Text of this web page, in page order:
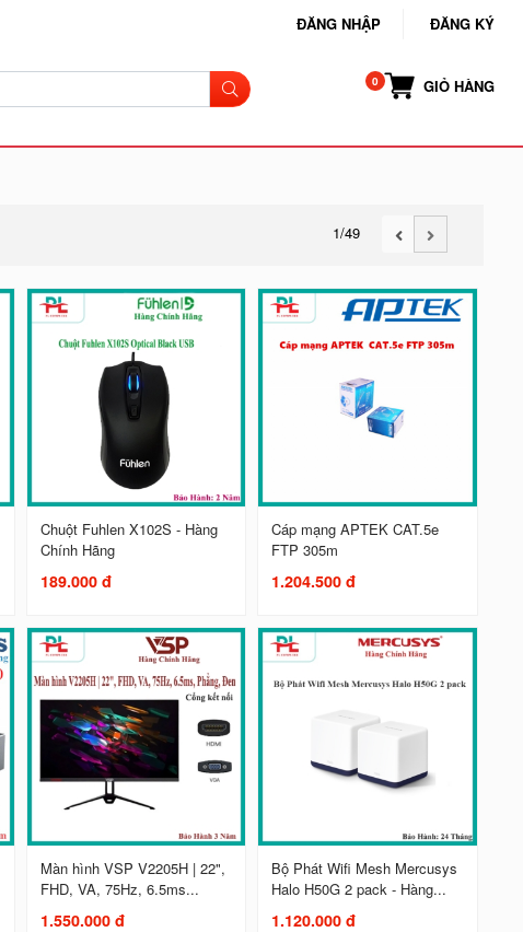
ĐĂNG NHẬP ĐĂNG KÝ
GIỎ HÀNG
1/49
Chuột Fuhlen X102S - Hàng
Chính Hãng
189.000 đ
Cáp mạng APTEK CAT.5e
FTP 305m
1.204.500 đ
Màn hình VSP V2205H | 22",
FHD, VA, 75Hz, 6.5ms...
1.550.000 đ
Bộ Phát Wifi Mesh Mercusys
Halo H50G 2 pack - Hàng...
1.120.000 đ